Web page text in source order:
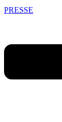
PRESSE